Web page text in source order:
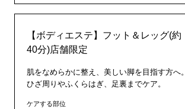
【ボディエステ】フット＆レッグ(約
40分)店舗限定
肌をなめらかに整え、美しい脚を目指す方へ。
ひざ周りやふくらはぎ、足裏までケア。
ケアする部位